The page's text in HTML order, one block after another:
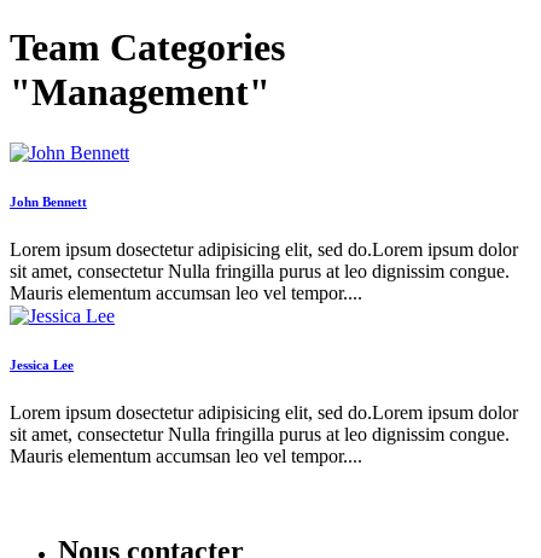
Team Categories
"Management"
John Bennett
Lorem ipsum dosectetur adipisicing elit, sed do.Lorem ipsum dolor
sit amet, consectetur Nulla fringilla purus at leo dignissim congue.
Mauris elementum accumsan leo vel tempor....
Jessica Lee
Lorem ipsum dosectetur adipisicing elit, sed do.Lorem ipsum dolor
sit amet, consectetur Nulla fringilla purus at leo dignissim congue.
Mauris elementum accumsan leo vel tempor....
Nous contacter